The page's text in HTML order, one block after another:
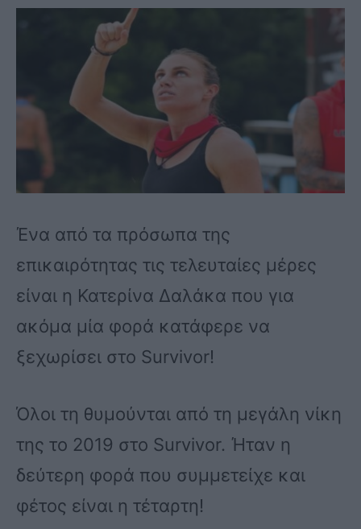
Ένα από τα πρόσωπα της
επικαιρότητας τις τελευταίες μέρες
είναι η Κατερίνα Δαλάκα που για
ακόμα μία φορά κατάφερε να
ξεχωρίσει στο Survivor!
Όλοι τη θυμούνται από τη μεγάλη νίκη
της το 2019 στο Survivor. Ήταν η
δεύτερη φορά που συμμετείχε και
φέτος είναι η τέταρτη!